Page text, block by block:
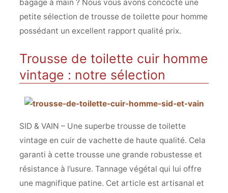
bagage à main ? Nous vous avons concocté une
petite sélection de trousse de toilette pour homme
possédant un excellent rapport qualité prix.
Trousse de toilette cuir homme
vintage : notre sélection
SID & VAIN – Une superbe trousse de toilette
vintage en cuir de vachette de haute qualité. Cela
garanti à cette trousse une grande robustesse et
résistance à l’usure. Tannage végétal qui lui offre
une magnifique patine. Cet article est artisanal et